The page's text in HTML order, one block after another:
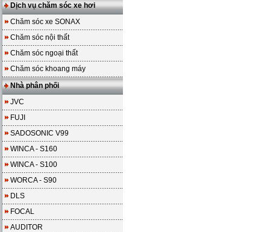
Dịch vụ chăm sóc xe hơi
Chăm sóc xe SONAX
Chăm sóc nội thất
Chăm sóc ngoại thất
Chăm sóc khoang máy
Nhà phân phối
JVC
FUJI
SADOSONIC V99
WINCA - S160
WINCA - S100
WORCA - S90
DLS
FOCAL
AUDITOR